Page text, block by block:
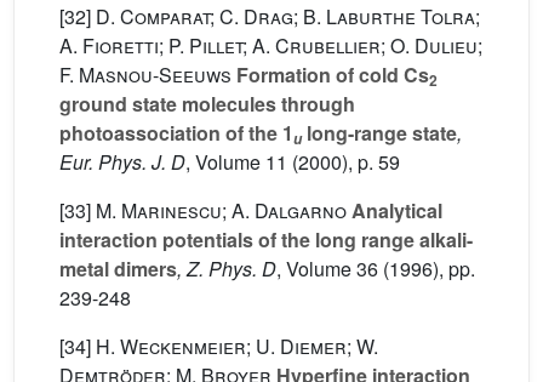
[32] D. Comparat; C. Drag; B. Laburthe Tolra;
A. Fioretti; P. Pillet; A. Crubellier; O. Dulieu;
F. Masnou-Seeuws Formation of cold Cs2
ground state molecules through
photoassociation of the 1ulong-range state,
Eur. Phys. J. D, Volume 11 (2000), p. 59
[33] M. Marinescu; A. DalgarnoAnalytical
interaction potentials of the long range alkali-
metal dimers, Z. Phys. D, Volume 36 (1996), pp.
239-248
[34] H. Weckenmeier; U. Diemer; W.
Demtröder; M. Broyer Hyperfine interaction